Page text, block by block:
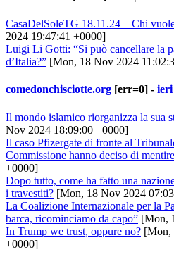
CasaDelSoleTG 18.11.24 – Chi
2024 19:47:41 +0000]
Luigi Li Gotti: “Si può cancellare la
d’Italia?” [Mon, 18 Nov 2024
comedonchisciotte.org [err=0] - ieri
Il mondo islamico riorganizza la sua
Nov 2024 18:09:00 +0000]
Il caso Pfizergate di fronte al
Commissione hanno deciso di mentire
+0000]
Dopo tutto, come ha fatto una
i travestiti? [Mon, 18 Nov 2024
La Coalizione Internazionale per la
barca, ricominciamo da capo” [Mon,
In Trump we trust, oppure no? [Mon,
+0000]